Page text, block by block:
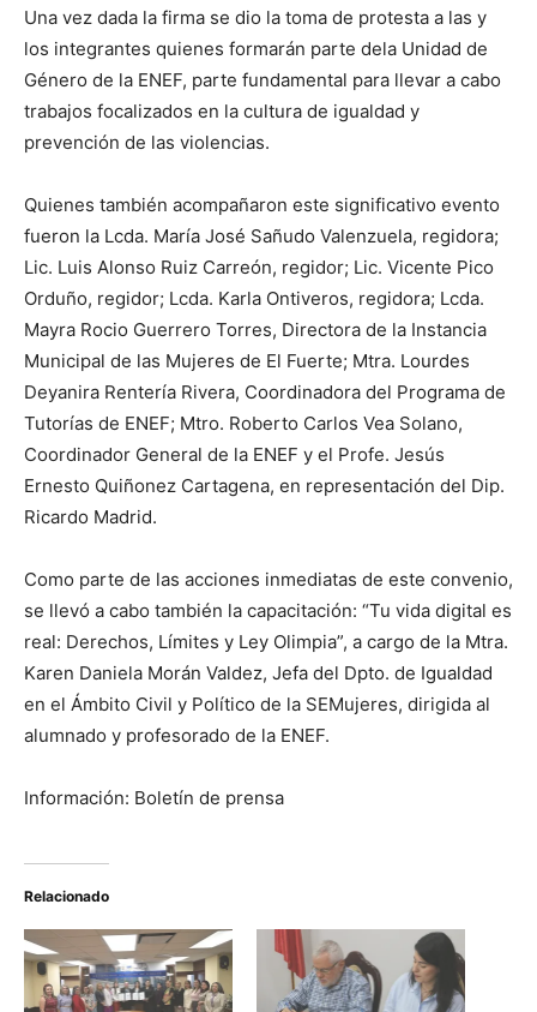
Una vez dada la firma se dio la toma de protesta a las y
los integrantes quienes formarán parte dela Unidad de
Género de la ENEF, parte fundamental para llevar a cabo
trabajos focalizados en la cultura de igualdad y
prevención de las violencias.
Quienes también acompañaron este significativo evento
fueron la Lcda. María José Sañudo Valenzuela, regidora;
Lic. Luis Alonso Ruiz Carreón, regidor; Lic. Vicente Pico
Orduño, regidor; Lcda. Karla Ontiveros, regidora; Lcda.
Mayra Rocio Guerrero Torres, Directora de la Instancia
Municipal de las Mujeres de El Fuerte; Mtra. Lourdes
Deyanira Rentería Rivera, Coordinadora del Programa de
Tutorías de ENEF; Mtro. Roberto Carlos Vea Solano,
Coordinador General de la ENEF y el Profe. Jesús
Ernesto Quiñonez Cartagena, en representación del Dip.
Ricardo Madrid.
Como parte de las acciones inmediatas de este convenio,
se llevó a cabo también la capacitación: “Tu vida digital es
real: Derechos, Límites y Ley Olimpia”, a cargo de la Mtra.
Karen Daniela Morán Valdez, Jefa del Dpto. de Igualdad
en el Ámbito Civil y Político de la SEMujeres, dirigida al
alumnado y profesorado de la ENEF.
Información: Boletín de prensa
Relacionado